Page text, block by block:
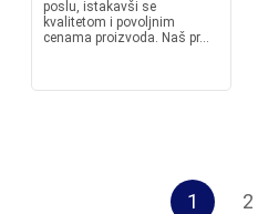
poslu, istakavši se
kvalitetom i povoljnim
cenama proizvoda. Naš pr...
1 2